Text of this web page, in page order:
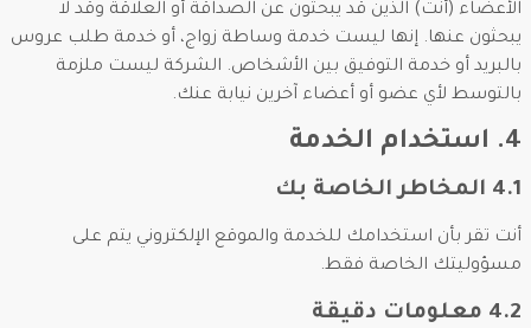
الأعضاء (أنت) الذين قد يبحثون عن الصداقة أو العلاقة وقد لا
يبحثون عنها. إنها ليست خدمة وساطة زواج، أو خدمة طلب عروس
بالبريد أو خدمة التوفيق بين الأشخاص. الشركة ليست ملزمة
بالتوسط لأي عضو أو أعضاء آخرين نيابة عنك.
4. استخدام الخدمة
4.1 المخاطر الخاصة بك
أنت تقر بأن استخدامك للخدمة والموقع الإلكتروني يتم على
مسؤوليتك الخاصة فقط.
4.2 معلومات دقيقة